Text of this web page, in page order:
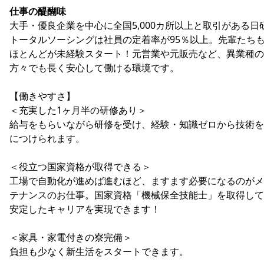
仕事の醍醐味
大手・優良企業を中心に全国5,000カ所以上と取引がある日
トータルソーシングは社員の定着率が95％以上。先輩たち
ほとんどが未経験スタート！元営業や元販売など、異業種の
方々でも長く安心して働ける環境です。
【働きやすさ】
＜充実した1ヶ月半の研修あり＞
給与をもらいながら研修を受け、経験・知識ゼロから技術
につけられます。
＜役立つ国家資格が取得できる＞
工場で自動化が進めば進むほど、ますます必要になるのが
テナンスのお仕事。国家資格「機械保全技能士」を取得し
安定したキャリアを実現できます！
＜家具・家電付きの寮完備＞
負担も少なく新生活をスタートできます。